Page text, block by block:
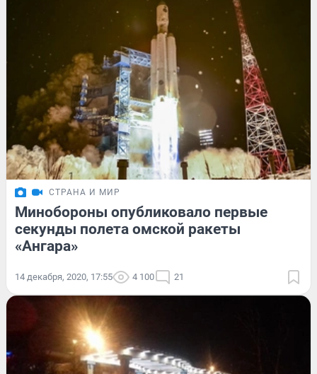
СТРАНА И МИР
Минобороны опубликовало первые
секунды полета омской ракеты
«Ангара»
14 декабря, 2020, 17:55 4 100 21